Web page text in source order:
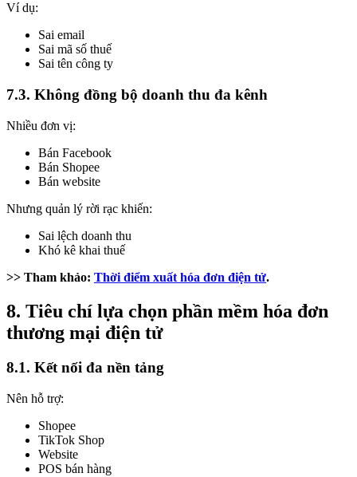
Ví dụ:
Sai email
Sai mã số thuế
Sai tên công ty
7.3. Không đồng bộ doanh thu đa kênh
Nhiều đơn vị:
Bán Facebook
Bán Shopee
Bán website
Nhưng quản lý rời rạc khiến:
Sai lệch doanh thu
Khó kê khai thuế
>> Tham khảo: Thời điểm xuất hóa đơn điện tử.
8. Tiêu chí lựa chọn phần mềm hóa đơn
thương mại điện tử
8.1. Kết nối đa nền tảng
Nên hỗ trợ:
Shopee
TikTok Shop
Website
POS bán hàng